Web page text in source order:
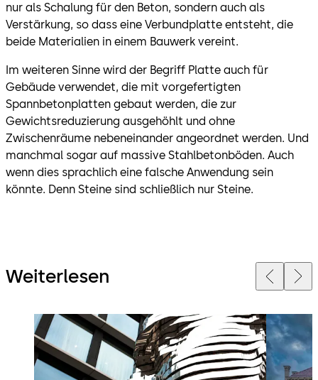
nur als Schalung für den Beton, sondern auch als
Verstärkung, so dass eine Verbundplatte entsteht, die
beide Materialien in einem Bauwerk vereint.
Im weiteren Sinne wird der Begriff Platte auch für
Gebäude verwendet, die mit vorgefertigten
Spannbetonplatten gebaut werden, die zur
Gewichtsreduzierung ausgehöhlt und ohne
Zwischenräume nebeneinander angeordnet werden. Und
manchmal sogar auf massive Stahlbetonböden. Auch
wenn dies sprachlich eine falsche Anwendung sein
könnte. Denn Steine sind schließlich nur Steine.
Weiterlesen